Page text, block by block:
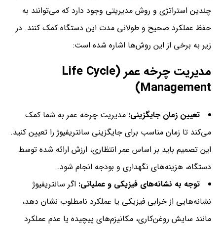
چندین استراتژی و روش مدیریتی وجود دارد که می‌توانند به
حفظ عملکرد صحیح و طولانی مدت این دستگاه کمک کنند. در
زیر به برخی از این روش‌ها اشاره شده است:
مدیریت چرخه عمر (Life Cycle
Management)
تعیین زمان جایگزینی: مدیریت چرخه عمر به شما کمک
می‌کند تا زمان مناسب برای جایگزینی سانتریفیوژ را تعیین کنید.
این تصمیم باید بر اساس عمر انتظاری، ارزش ارائه شده توسط
دستگاه، هزینه‌های نگهداری و بودجه انجام شود.
توجه به نشانه‌های فیزیکی و عملیاتی: اگر سانتریفیوژ
نشانه‌هایی از خرابی فیزیکی یا عملکرد نامطلوب نشان دهد،
مانند سایش روغن‌کاری، مکانیزم‌های پیچیده یا عدم عملکرد